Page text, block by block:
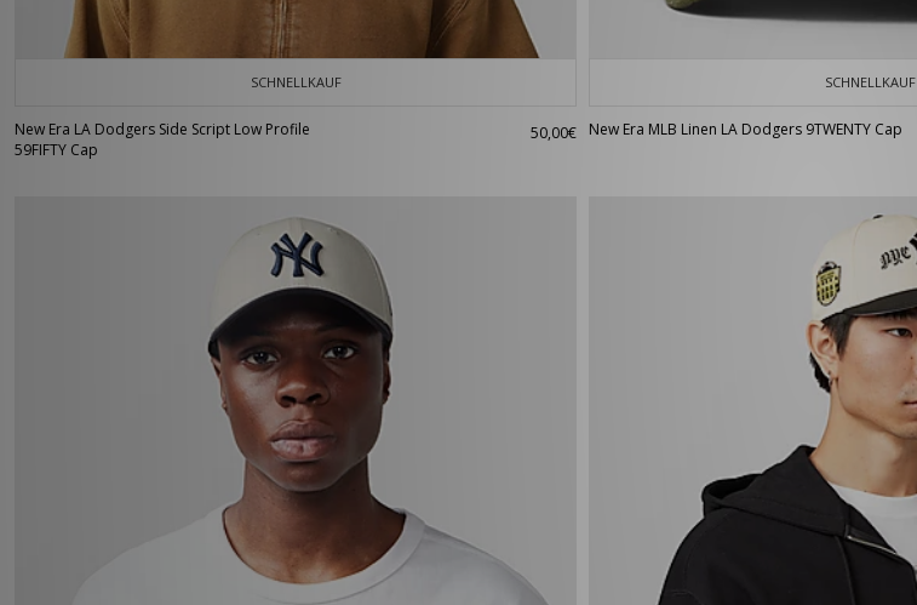
SCHNELLKAUF
New Era LA Dodgers Side Script Low Profile
59FIFTY Cap
50,00€
SCHNELLKAUF
New Era MLB Linen LA Dodgers 9TWENTY Cap